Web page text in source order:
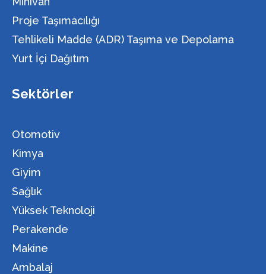
Proje Taşımacılığı
Tehlikeli Madde (ADR) Taşıma ve Depolama
Yurt İçi Dağıtım
Sektörler
Otomotiv
Kimya
Giyim
Sağlık
Yüksek Teknoloji
Perakende
Makine
Ambalaj